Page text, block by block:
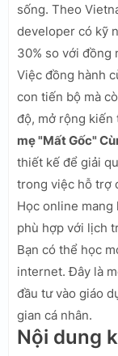
sống. Theo
developer có kỹ
30% so với đồng
Việc đồng hành
con tiến bộ mà
độ, mở rộng kiến
mẹ "Mất Gốc"
thiết kế để giải
trong việc hỗ trợ
Học online mang
phù hợp với lịch
Bạn có thể học
internet. Đây là
đầu tư vào giáo
gian cá nhân.
Nội dung